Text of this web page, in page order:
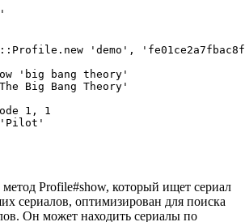
'demo',
'big bang theory'
Big Bang Theory'
1, 1
метод Profile#show, который ищет сериал
сериалов, оптимизирован для поиска
Он может находить сериалы по